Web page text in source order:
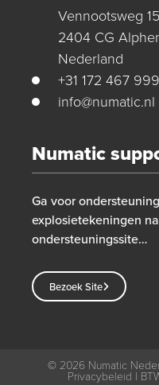
Vennootsweg 15
2404 CG
Nederland
+31 172 467 999
info@numatic.nl
Numatic
Ga voor
explosietekeningen
ondersteuningssite…
Bezoek Site
© 2026 Numatic
Privacybeleid |